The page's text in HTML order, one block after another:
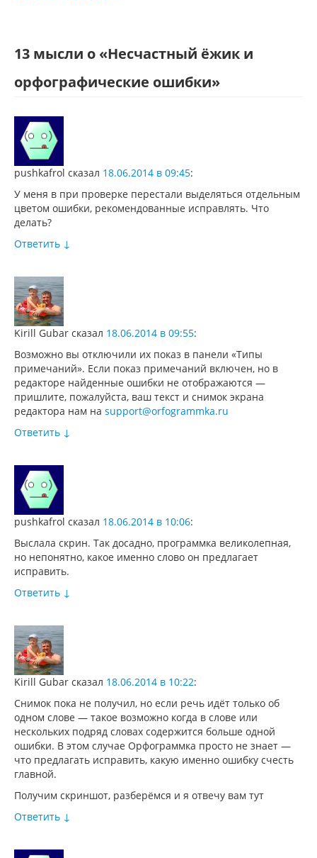
13 мысли о «Несчастный ёжик и
орфографические ошибки»
pushkafrol сказал 18.06.2014 в 09:45:
У меня в при проверке перестали выделяться отдельным
цветом ошибки, рекомендованные исправлять. Что
делать?
Ответить ↓
Kirill Gubar сказал 18.06.2014 в 09:55:
Возможно вы отключили их показ в панели «Типы
примечаний». Если показ примечаний включен, но в
редакторе найденные ошибки не отображаются —
пришлите, пожалуйста, ваш текст и снимок экрана
редактора нам на support@orfogrammka.ru
Ответить ↓
pushkafrol сказал 18.06.2014 в 10:06:
Выслала скрин. Так досадно, программка великолепная,
но непонятно, какое именно слово он предлагает
исправить.
Ответить ↓
Kirill Gubar сказал 18.06.2014 в 10:22:
Снимок пока не получил, но если речь идёт только об
одном слове — такое возможно когда в слове или
нескольких подряд словах содержится больше одной
ошибки. В этом случае Орфограммка просто не знает —
что предлагать исправить, какую именно ошибку счесть
главной.
Получим скриншот, разберёмся и я отвечу вам тут
Ответить ↓